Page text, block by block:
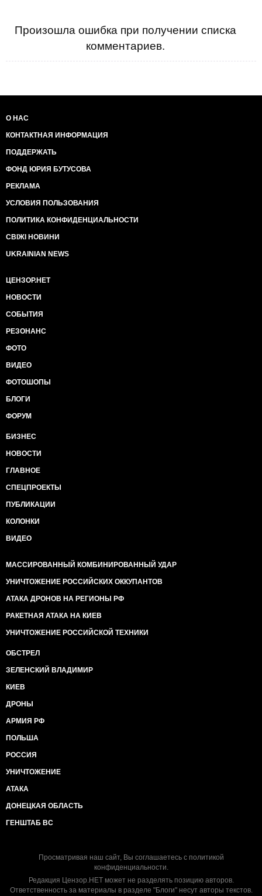
Произошла ошибка при получении списка
комментариев.
О НАС
КОНТАКТНАЯ ИНФОРМАЦИЯ
ПОДДЕРЖАТЬ
ФОНД ЮРИЯ БУТУСОВА
РЕКЛАМА
УСЛОВИЯ ПОЛЬЗОВАНИЯ
ПОЛИТИКА КОНФИДЕНЦИАЛЬНОСТИ
СВІЖІ НОВИНИ
UKRAINIAN NEWS
ЦЕНЗОР.НЕТ
НОВОСТИ
СОБЫТИЯ
РЕЗОНАНС
ФОТО
ВИДЕО
ФОТОШОПЫ
БЛОГИ
ФОРУМ
БИЗНЕС
НОВОСТИ
ГЛАВНОЕ
СПЕЦПРОЕКТЫ
ПУБЛИКАЦИИ
КОЛОНКИ
ВИДЕО
МАССИРОВАННЫЙ КОМБИНИРОВАННЫЙ УДАР
УНИЧТОЖЕНИЕ РОССИЙСКИХ ОККУПАНТОВ
АТАКА ДРОНОВ НА РЕГИОНЫ РФ
РАКЕТНАЯ АТАКА НА КИЕВ
УНИЧТОЖЕНИЕ РОССИЙСКОЙ ТЕХНИКИ
ОБСТРЕЛ
ЗЕЛЕНСКИЙ ВЛАДИМИР
КИЕВ
ДРОНЫ
АРМИЯ РФ
ПОЛЬША
РОССИЯ
УНИЧТОЖЕНИЕ
АТАКА
ДОНЕЦКАЯ ОБЛАСТЬ
ГЕНШТАБ ВС
Просматривая наш сайт, Вы соглашаетесь с политикой
конфиденциальности.
Редакция Цензор.НЕТ может не разделять позицию авторов.
Ответственность за материалы в разделе "Блоги" несут авторы текстов.